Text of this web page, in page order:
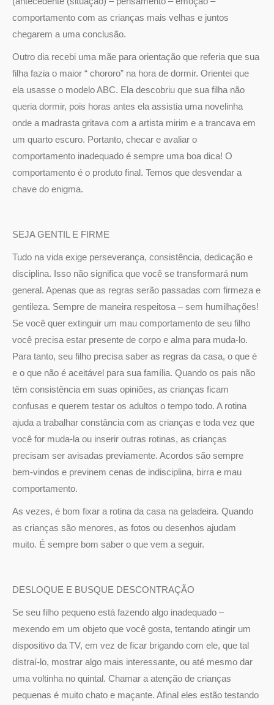
comportamento com as crianças mais velhas e juntos
chegarem a uma conclusão.
Outro dia recebi uma mãe para orientação que referia que sua
filha fazia o maior “ chororo” na hora de dormir. Orientei que
ela usasse o modelo ABC. Ela descobriu que sua filha não
queria dormir, pois horas antes ela assistia uma novelinha
onde a madrasta gritava com a artista mirim e a trancava em
um quarto escuro. Portanto, checar e avaliar o
comportamento inadequado é sempre uma boa dica! O
comportamento é o produto final. Temos que desvendar a
chave do enigma.
SEJA GENTIL E FIRME
Tudo na vida exige perseverança, consistência, dedicação e
disciplina. Isso não significa que você se transformará num
general. Apenas que as regras serão passadas com firmeza e
gentileza. Sempre de maneira respeitosa – sem humilhações!
Se você quer extinguir um mau comportamento de seu filho
você precisa estar presente de corpo e alma para muda-lo.
Para tanto, seu filho precisa saber as regras da casa, o que é
e o que não é aceitável para sua família. Quando os pais não
têm consistência em suas opiniões, as crianças ficam
confusas e querem testar os adultos o tempo todo. A rotina
ajuda a trabalhar constância com as crianças e toda vez que
você for muda-la ou inserir outras rotinas, as crianças
precisam ser avisadas previamente. Acordos são sempre
bem-vindos e previnem cenas de indisciplina, birra e mau
comportamento.
As vezes, é bom fixar a rotina da casa na geladeira. Quando
as crianças são menores, as fotos ou desenhos ajudam
muito. É sempre bom saber o que vem a seguir.
DESLOQUE E BUSQUE DESCONTRAÇÃO
Se seu filho pequeno está fazendo algo inadequado –
mexendo em um objeto que você gosta, tentando atingir um
dispositivo da TV, em vez de ficar brigando com ele, que tal
distraí-lo, mostrar algo mais interessante, ou até mesmo dar
uma voltinha no quintal. Chamar a atenção de crianças
pequenas é muito chato e maçante. Afinal eles estão testando